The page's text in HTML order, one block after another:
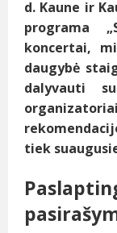
d. Kaune ir
programa
koncertai,
daugybė
dalyvauti
tiek